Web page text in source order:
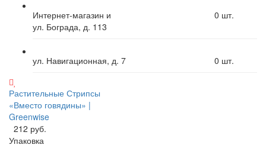
Интернет-магазин и
ул. Бограда, д. 113
0 шт.
ул. Навигационная, д. 7 0 шт.
Растительные Стрипсы
«Вместо говядины» |
Greenwise
212 руб.
Упаковка